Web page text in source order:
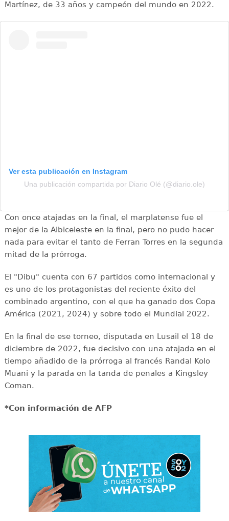
Martínez, de 33 años y campeón del mundo en 2022.
Ver esta publicación en Instagram
Una publicación compartida por Diario Olé (@diario.ole)
Con once atajadas en la final, el marplatense fue el
mejor de la Albiceleste en la final, pero no pudo hacer
nada para evitar el tanto de Ferran Torres en la segunda
mitad de la prórroga.
El "Dibu" cuenta con 67 partidos como internacional y
es uno de los protagonistas del reciente éxito del
combinado argentino, con el que ha ganado dos Copa
América (2021, 2024) y sobre todo el Mundial 2022.
En la final de ese torneo, disputada en Lusail el 18 de
diciembre de 2022, fue decisivo con una atajada en el
tiempo añadido de la prórroga al francés Randal Kolo
Muani y la parada en la tanda de penales a Kingsley
Coman.
*Con información de AFP